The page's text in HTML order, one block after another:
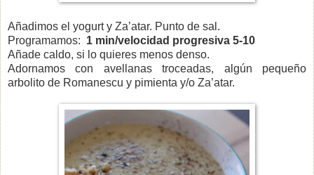
Añadimos el yogurt y Za’atar. Punto de sal.
Programamos: 1 min/velocidad progresiva 5-10
Añade caldo, si lo quieres menos denso.
Adornamos con avellanas troceadas, algún pequeño
arbolito de Romanescu y pimienta y/o Za’atar.